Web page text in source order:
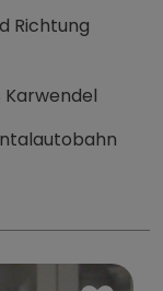
Richtung
Karwendel